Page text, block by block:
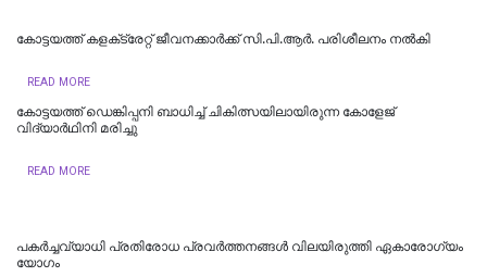
കോട്ടയത്ത് കളക്‌ട്രേറ്റ് ജീവനക്കാർക്ക് സി.പി.ആർ. പരിശീലനം നൽകി
READ MORE
കോട്ടയത്ത് ഡെങ്കിപ്പനി ബാധിച്ച് ചികിത്സയിലായിരുന്ന കോളേജ്
വിദ്യാര്‍ഥിനി മരിച്ചു
READ MORE
പകർച്ചവ്യാധി പ്രതിരോധ പ്രവർത്തനങ്ങൾ വിലയിരുത്തി ഏകാരോഗ്യം
യോഗം